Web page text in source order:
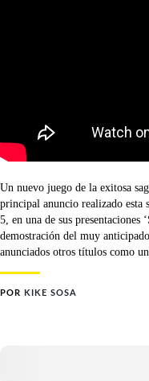
Un nuevo juego de la exitosa
principal anuncio realizado esta
5, en una de sus presentaciones
demostración del muy
anunciados otros títulos como
POR KIKE SOSA